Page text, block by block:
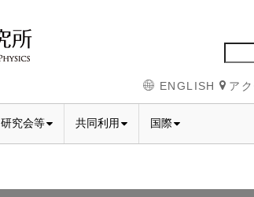
ENGLISH ア
研究会等 共同利用 国際